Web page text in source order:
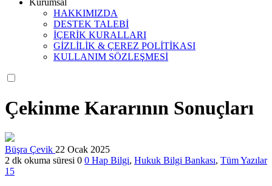
HAKKIMIZDA
DESTEK TALEBİ
İÇERİK KURALLARI
GİZLİLİK & ÇEREZ POLİTİKASI
KULLANIM SÖZLEŞMESİ
Çekinme Kararının Sonuçları
Büşra Çevik 22 Ocak 2025
2 dk okuma süresi 0 0 Hap Bilgi, Hukuk Bilgi Bankası, Tüm Yazılar
15